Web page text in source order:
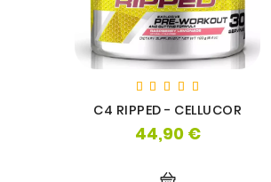
C4 RIPPED - CELLUCOR
44,90 €Prix